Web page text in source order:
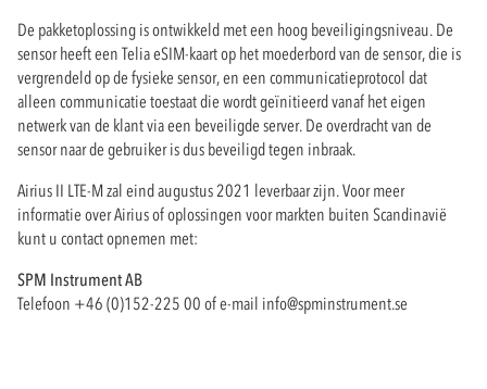
De pakketoplossing is ontwikkeld met een hoog beveiligingsniveau. De
sensor heeft een Telia eSIM-kaart op het moederbord van de sensor, die is
vergrendeld op de fysieke sensor, en een communicatieprotocol dat
alleen communicatie toestaat die wordt geïnitieerd vanaf het eigen
netwerk van de klant via een beveiligde server. De overdracht van de
sensor naar de gebruiker is dus beveiligd tegen inbraak.
Airius II LTE-M zal eind augustus 2021 leverbaar zijn. Voor meer
informatie over Airius of oplossingen voor markten buiten Scandinavië
kunt u contact opnemen met:
SPM Instrument AB
Telefoon +46 (0)152-225 00 of e-mail info@spminstrument.se